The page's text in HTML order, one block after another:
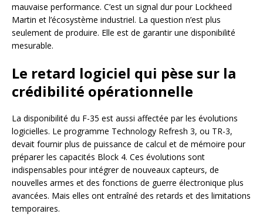
mauvaise performance. C’est un signal dur pour Lockheed
Martin et l’écosystème industriel. La question n’est plus
seulement de produire. Elle est de garantir une disponibilité
mesurable.
Le retard logiciel qui pèse sur la
crédibilité opérationnelle
La disponibilité du F-35 est aussi affectée par les évolutions
logicielles. Le programme Technology Refresh 3, ou TR-3,
devait fournir plus de puissance de calcul et de mémoire pour
préparer les capacités Block 4. Ces évolutions sont
indispensables pour intégrer de nouveaux capteurs, de
nouvelles armes et des fonctions de guerre électronique plus
avancées. Mais elles ont entraîné des retards et des limitations
temporaires.